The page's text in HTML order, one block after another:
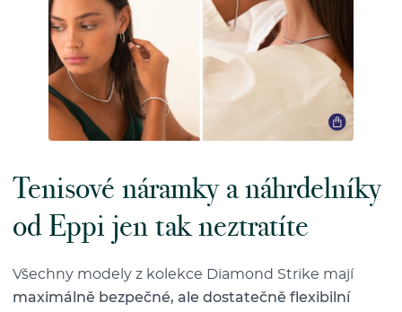
Tenisové náramky a náhrdelníky
od Eppi jen tak neztratíte
Všechny modely z kolekce Diamond Strike mají
maximálně bezpečné, ale dostatečně flexibilní